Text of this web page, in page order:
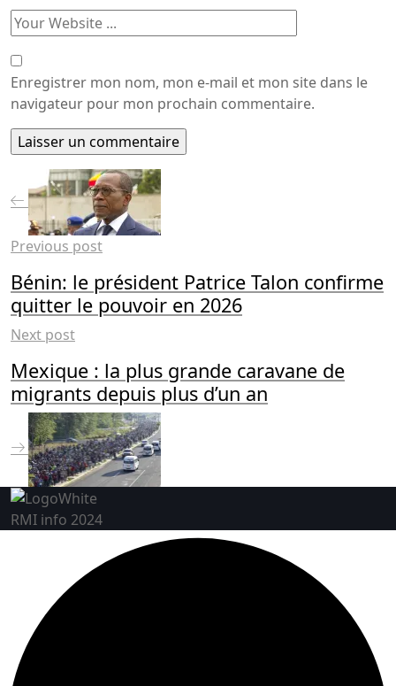
Enregistrer mon nom, mon e-mail et mon site dans le
navigateur pour mon prochain commentaire.
Previous post
Bénin: le président Patrice Talon confirme
quitter le pouvoir en 2026
Next post
Mexique : la plus grande caravane de
migrants depuis plus d’un an
RMI info 2024